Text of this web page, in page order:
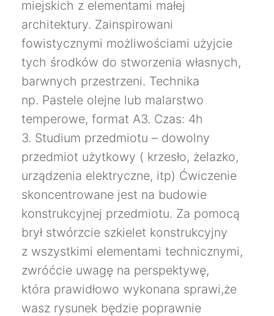
miejskich z elementami małej
architektury. Zainspirowani
fowistycznymi możliwościami użyjcie
tych środków do stworzenia własnych,
barwnych przestrzeni. Technika
np. Pastele olejne lub malarstwo
temperowe, format A3. Czas: 4h
3. Studium przedmiotu – dowolny
przedmiot użytkowy ( krzesło, żelazko,
urządzenia elektryczne, itp) Ćwiczenie
skoncentrowane jest na budowie
konstrukcyjnej przedmiotu. Za pomocą
brył stwórzcie szkielet konstrukcyjny
z wszystkimi elementami technicznymi,
zwróćcie uwagę na perspektywę,
która prawidłowo wykonana sprawi,że
wasz rysunek będzie poprawnie